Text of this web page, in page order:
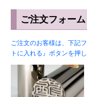
ご注文フォーム
ご注文のお客様は、下記
トに入れる』ボタンを押し